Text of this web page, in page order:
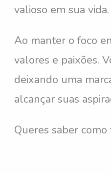
valioso em sua vida.
Ao manter o foco
valores e paixões.
deixando uma
alcançar suas
Queres saber